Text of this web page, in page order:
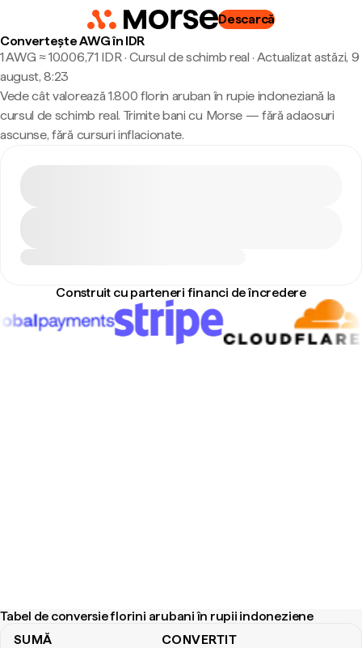
Descarcă
Convertește AWG în IDR
1 AWG ≈ 10.006,71 IDR · Cursul de schimb real · Actualizat astăzi, 9
august, 8:23
Vede cât valorează 1.800 florin aruban în rupie indoneziană la
cursul de schimb real. Trimite bani cu Morse — fără adaosuri
ascunse, fără cursuri inflacionate.
Construit cu parteneri financi de încredere
Tabel de conversie florini arubani în rupii indoneziene
SUMĂ CONVERTIT